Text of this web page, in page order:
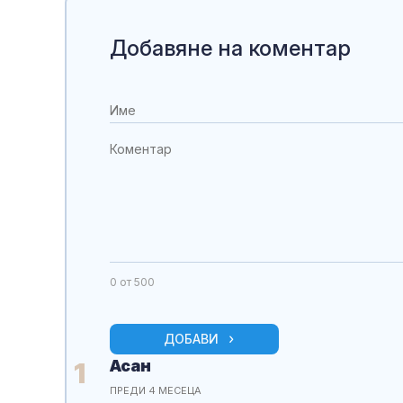
Добавяне на коментар
0 от 500
ДОБАВИ
1 Асан
ПРЕДИ 4 МЕСЕЦА